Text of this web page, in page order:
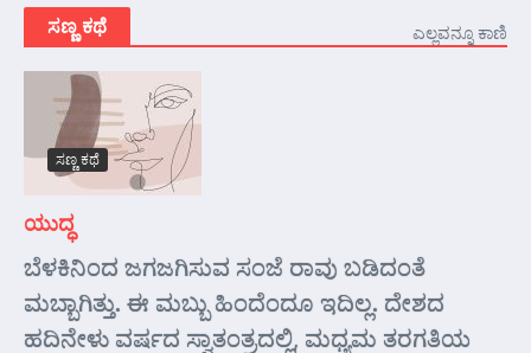
ಸಣ್ಣ ಕಥೆ ಎಲ್ಲವನ್ನೂ ಕಾಣಿ
ಸಣ್ಣ ಕಥೆ
ಯುದ್ಧ
ಬೆಳಕಿನಿಂದ ಜಗಜಗಿಸುವ ಸಂಜೆ ರಾವು ಬಡಿದಂತೆ
ಮಬ್ಬಾಗಿತ್ತು. ಈ ಮಬ್ಬು ಹಿಂದೆಂದೂ ಇದಿಲ್ಲ. ದೇಶದ
ಹದಿನೇಳು ವರ್ಷದ ಸ್ವಾತಂತ್ರದಲ್ಲಿ, ಮಧ್ಯಮ ತರಗತಿಯ